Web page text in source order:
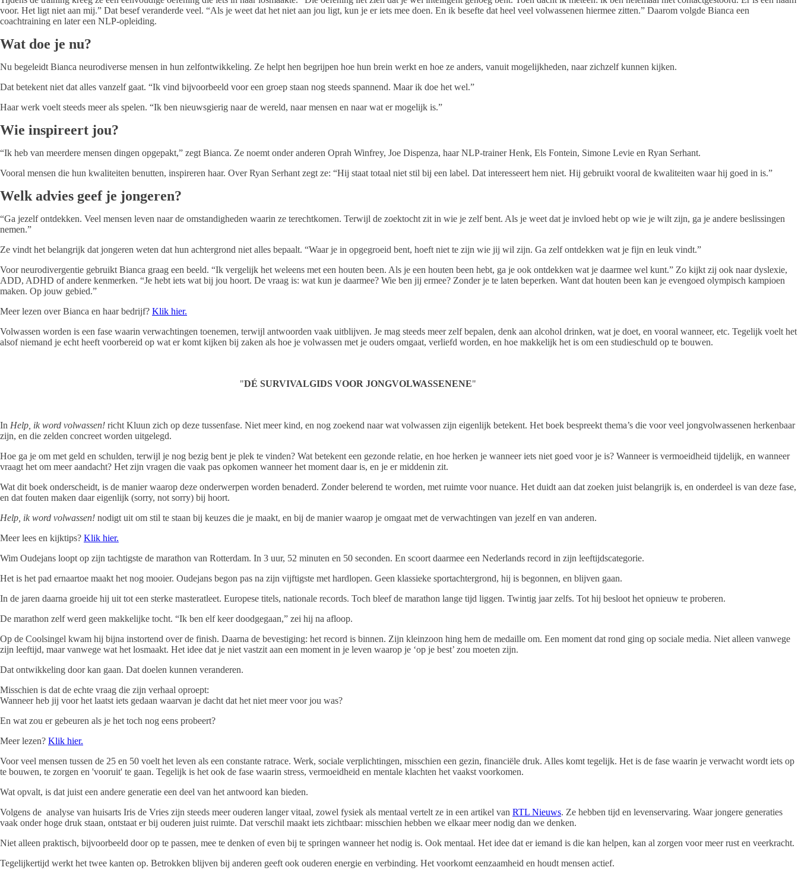
voor. Het ligt niet aan mij.” Dat besef veranderde veel. “Als je weet dat het niet aan jou ligt, kun je er iets mee doen. En ik besefte dat heel veel volwassenen hiermee zitten.” Daarom volgde Bianca een
coachtraining en later een NLP-opleiding.
Wat doe je nu?
Nu begeleidt Bianca neurodiverse mensen in hun zelfontwikkeling. Ze helpt hen begrijpen hoe hun brein werkt en hoe ze anders, vanuit mogelijkheden, naar zichzelf kunnen kijken.
Dat betekent niet dat alles vanzelf gaat. “Ik vind bijvoorbeeld voor een groep staan nog steeds spannend. Maar ik doe het wel.”
Haar werk voelt steeds meer als spelen. “Ik ben nieuwsgierig naar de wereld, naar mensen en naar wat er mogelijk is.”
Wie inspireert jou?
“Ik heb van meerdere mensen dingen opgepakt,” zegt Bianca. Ze noemt onder anderen Oprah Winfrey, Joe Dispenza, haar NLP-trainer Henk, Els Fontein, Simone Levie en Ryan Serhant.
Vooral mensen die hun kwaliteiten benutten, inspireren haar. Over Ryan Serhant zegt ze: “Hij staat totaal niet stil bij een label. Dat interesseert hem niet. Hij gebruikt vooral de kwaliteiten waar hij goed in is.”
Welk advies geef je jongeren?
“Ga jezelf ontdekken. Veel mensen leven naar de omstandigheden waarin ze terechtkomen. Terwijl de zoektocht zit in wie je zelf bent. Als je weet dat je invloed hebt op wie je wilt zijn, ga je andere beslissingen
nemen.”
Ze vindt het belangrijk dat jongeren weten dat hun achtergrond niet alles bepaalt. “Waar je in opgegroeid bent, hoeft niet te zijn wie jij wil zijn. Ga zelf ontdekken wat je fijn en leuk vindt.”
Voor neurodivergentie gebruikt Bianca graag een beeld. “Ik vergelijk het weleens met een houten been. Als je een houten been hebt, ga je ook ontdekken wat je daarmee wel kunt.” Zo kijkt zij ook naar dyslexie,
ADD, ADHD of andere kenmerken. “Je hebt iets wat bij jou hoort. De vraag is: wat kun je daarmee? Wie ben jij ermee? Zonder je te laten beperken. Want dat houten been kan je evengoed olympisch kampioen
maken. Op jouw gebied.”
Meer lezen over Bianca en haar bedrijf? Klik hier.
Volwassen worden is een fase waarin verwachtingen toenemen, terwijl antwoorden vaak uitblijven. Je mag steeds meer zelf bepalen, denk aan alcohol drinken, wat je doet, en vooral wanneer, etc. Tegelijk voelt het
alsof niemand je echt heeft voorbereid op wat er komt kijken bij zaken als hoe je volwassen met je ouders omgaat, verliefd worden, en hoe makkelijk het is om een studieschuld op te bouwen.
"DÉ SURVIVALGIDS VOOR JONGVOLWASSENENE"
In Help, ik word volwassen! richt Kluun zich op deze tussenfase. Niet meer kind, en nog zoekend naar wat volwassen zijn eigenlijk betekent. Het boek bespreekt thema’s die voor veel jongvolwassenen herkenbaar
zijn, en die zelden concreet worden uitgelegd.
Hoe ga je om met geld en schulden, terwijl je nog bezig bent je plek te vinden? Wat betekent een gezonde relatie, en hoe herken je wanneer iets niet goed voor je is? Wanneer is vermoeidheid tijdelijk, en wanneer
vraagt het om meer aandacht? Het zijn vragen die vaak pas opkomen wanneer het moment daar is, en je er middenin zit.
Wat dit boek onderscheidt, is de manier waarop deze onderwerpen worden benaderd. Zonder belerend te worden, met ruimte voor nuance. Het duidt aan dat zoeken juist belangrijk is, en onderdeel is van deze fase,
en dat fouten maken daar eigenlijk (sorry, not sorry) bij hoort.
Help, ik word volwassen! nodigt uit om stil te staan bij keuzes die je maakt, en bij de manier waarop je omgaat met de verwachtingen van jezelf en van anderen.
Meer lees en kijktips? Klik hier.
Wim Oudejans loopt op zijn tachtigste de marathon van Rotterdam. In 3 uur, 52 minuten en 50 seconden. En scoort daarmee een Nederlands record in zijn leeftijdscategorie.
Het is het pad ernaartoe maakt het nog mooier. Oudejans begon pas na zijn vijftigste met hardlopen. Geen klassieke sportachtergrond, hij is begonnen, en blijven gaan.
In de jaren daarna groeide hij uit tot een sterke masteratleet. Europese titels, nationale records. Toch bleef de marathon lange tijd liggen. Twintig jaar zelfs. Tot hij besloot het opnieuw te proberen.
De marathon zelf werd geen makkelijke tocht. “Ik ben elf keer doodgegaan,” zei hij na afloop.
Op de Coolsingel kwam hij bijna instortend over de finish. Daarna de bevestiging: het record is binnen. Zijn kleinzoon hing hem de medaille om. Een moment dat rond ging op sociale media. Niet alleen vanwege
zijn leeftijd, maar vanwege wat het losmaakt. Het idee dat je niet vastzit aan een moment in je leven waarop je ‘op je best’ zou moeten zijn.
Dat ontwikkeling door kan gaan. Dat doelen kunnen veranderen.
Misschien is dat de echte vraag die zijn verhaal oproept:
Wanneer heb jij voor het laatst iets gedaan waarvan je dacht dat het niet meer voor jou was?
En wat zou er gebeuren als je het toch nog eens probeert?
Meer lezen? Klik hier.
Voor veel mensen tussen de 25 en 50 voelt het leven als een constante ratrace. Werk, sociale verplichtingen, misschien een gezin, financiële druk. Alles komt tegelijk. Het is de fase waarin je verwacht wordt iets op
te bouwen, te zorgen en 'vooruit' te gaan. Tegelijk is het ook de fase waarin stress, vermoeidheid en mentale klachten het vaakst voorkomen.
Wat opvalt, is dat juist een andere generatie een deel van het antwoord kan bieden.
Volgens de analyse van huisarts Iris de Vries zijn steeds meer ouderen langer vitaal, zowel fysiek als mentaal vertelt ze in een artikel van RTL Nieuws. Ze hebben tijd en levenservaring. Waar jongere generaties
vaak onder hoge druk staan, ontstaat er bij ouderen juist ruimte. Dat verschil maakt iets zichtbaar: misschien hebben we elkaar meer nodig dan we denken.
Niet alleen praktisch, bijvoorbeeld door op te passen, mee te denken of even bij te springen wanneer het nodig is. Ook mentaal. Het idee dat er iemand is die kan helpen, kan al zorgen voor meer rust en veerkracht.
Tegelijkertijd werkt het twee kanten op. Betrokken blijven bij anderen geeft ook ouderen energie en verbinding. Het voorkomt eenzaamheid en houdt mensen actief.